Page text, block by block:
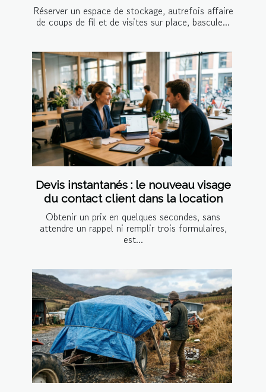
Réserver un espace de stockage, autrefois affaire
de coups de fil et de visites sur place, bascule...
Devis instantanés : le nouveau visage
du contact client dans la location
Obtenir un prix en quelques secondes, sans
attendre un rappel ni remplir trois formulaires,
est...